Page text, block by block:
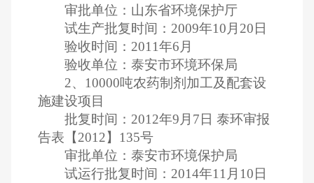
审批单位：山东省环境保护厅
试生产批复时间：2009年10月20日
验收时间：2011年6月
验收单位：泰安市环境环保局
2、10000吨农药制剂加工及配套设
施建设项目
批复时间：2012年9月7日 泰环审报
告表【2012】135号
审批单位：泰安市环境保护局
试运行批复时间：2014年11月10日